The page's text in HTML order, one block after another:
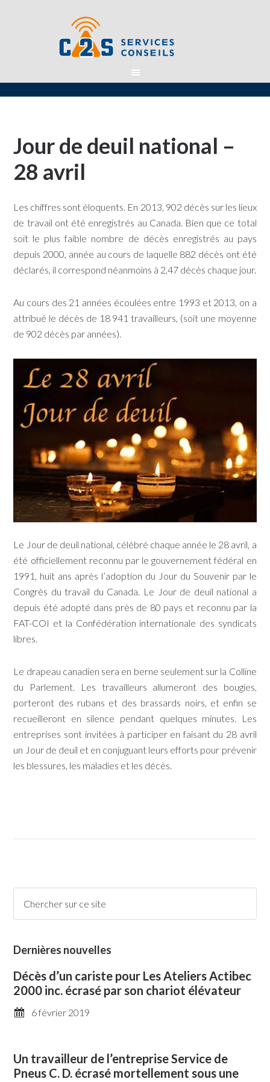
Jour de deuil national –
28 avril
Les chiffres sont éloquents. En 2013, 902 décès sur les lieux
de travail ont été enregistrés au Canada. Bien que ce total
soit le plus faible nombre de décès enregistrés au pays
depuis 2000, année au cours de laquelle 882 décès ont été
déclarés, il correspond néanmoins à 2,47 décès chaque jour.
Au cours des 21 années écoulées entre 1993 et 2013, on a
attribué le décès de 18 941 travailleurs, (soit une moyenne
de 902 décès par années).
Le Jour de deuil national, célébré chaque année le 28 avril, a
été officiellement reconnu par le gouvernement fédéral en
1991, huit ans après l’adoption du Jour du Souvenir par le
Congrès du travail du Canada. Le Jour de deuil national a
depuis été adopté dans près de 80 pays et reconnu par la
FAT-COI et la Confédération internationale des syndicats
libres.
Le drapeau canadien sera en berne seulement sur la Colline
du Parlement. Les travailleurs allumeront des bougies,
porteront des rubans et des brassards noirs, et enfin se
recueilleront en silence pendant quelques minutes. Les
entreprises sont invitées à participer en faisant du 28 avril
un Jour de deuil et en conjuguant leurs efforts pour prévenir
les blessures, les maladies et les décès.
Dernières nouvelles
Décès d’un cariste pour Les Ateliers Actibec
2000 inc. écrasé par son chariot élévateur
6 février 2019
Un travailleur de l’entreprise Service de
Pneus C. D. écrasé mortellement sous une